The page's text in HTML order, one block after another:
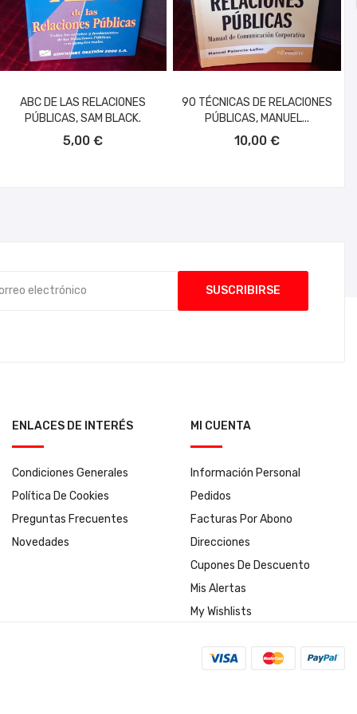
ABC DE LAS RELACIONES
PÚBLICAS, SAM BLACK.
5,00 €
90 TÉCNICAS DE RELACIONES
PÚBLICAS, MANUEL...
10,00 €
ENLACES DE INTERÉS
Condiciones Generales
Política De Cookies
Preguntas Frecuentes
Novedades
MI CUENTA
Información Personal
Pedidos
Facturas Por Abono
Direcciones
Cupones De Descuento
Mis Alertas
My Wishlists